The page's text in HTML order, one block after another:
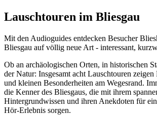
Lauschtouren im Bliesgau
Mit den Audioguides entdecken Besucher
Bliesgau auf völlig neue Art - interessant,
Ob an archäologischen Orten, in historischen
der Natur: Insgesamt acht Lauschtouren zeigen
und kleinen Besonderheiten am Wegesrand.
die Kenner des Bliesgaus, die mit ihrem
Hintergrundwissen und ihren Anekdoten für
Hör-Erlebnis sorgen.